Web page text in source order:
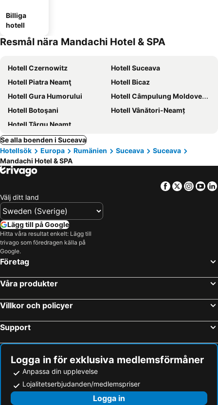
Billiga
hotell
Resmål nära Mandachi Hotel & SPA
Hotell Czernowitz
Hotell Suceava
Hotell Piatra Neamţ
Hotell Bicaz
Hotell Gura Humorului
Hotell Câmpulung Moldovenesc
Hotell Botoşani
Hotell Vânători-Neamț
Hotell Târgu Neamţ
Se alla boenden i Suceava
Hotellsök
Europa Rumänien Suceava
Suceava
Mandachi Hotel & SPA
Facebook
Twitter
Välj ditt land
Lägg till på Google
Hitta våra resultat enkelt: Lägg till
trivago som föredragen källa på
Google.
Företag
Våra produkter
Villkor och policyer
Support
Logga in för exklusiva medlemsförmåner
Anpassa din upplevelse
Lojalitetserbjudanden/medlemspriser
Logga in